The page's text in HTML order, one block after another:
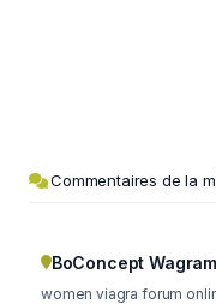
Commentaires de la
BoConcept
women viagra forum online